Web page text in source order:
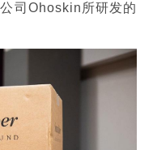
司Ohoskin所研发的